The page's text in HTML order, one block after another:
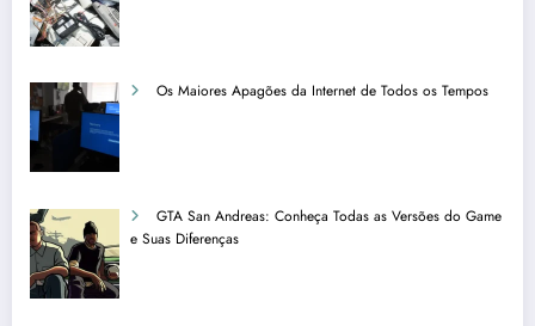
Os Maiores Apagões da Internet de Todos os Tempos
GTA San Andreas: Conheça Todas as Versões do Game
e Suas Diferenças